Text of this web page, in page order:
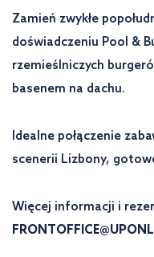
Zamień zwykłe
doświadczeniu Pool &
rzemieślniczych
basenem na dachu.
Idealne połączenie
scenerii Lizbony,
Więcej informacji i